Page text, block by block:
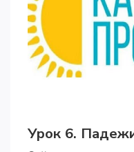
Урок 6.